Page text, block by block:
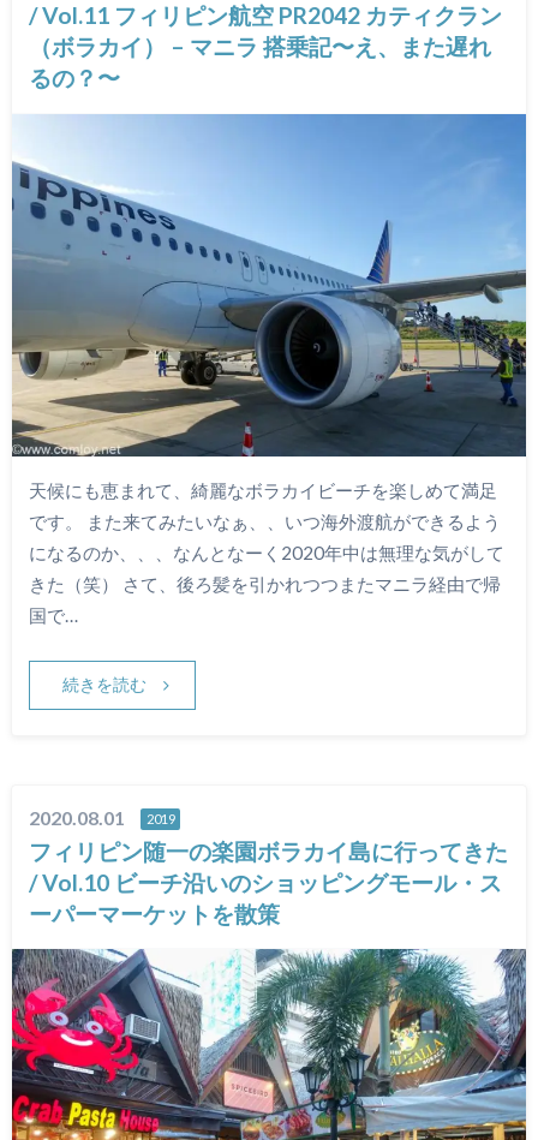
/ Vol.11 フィリピン航空 PR2042 カティクラン
（ボラカイ） – マニラ 搭乗記〜え、また遅れ
るの？〜
天候にも恵まれて、綺麗なボラカイビーチを楽しめて満足
です。 また来てみたいなぁ、、いつ海外渡航ができるよう
になるのか、、、なんとなーく2020年中は無理な気がして
きた（笑） さて、後ろ髪を引かれつつまたマニラ経由で帰
国で…
続きを読む
2020.08.01 2019
フィリピン随一の楽園ボラカイ島に行ってきた
/ Vol.10 ビーチ沿いのショッピングモール・ス
ーパーマーケットを散策